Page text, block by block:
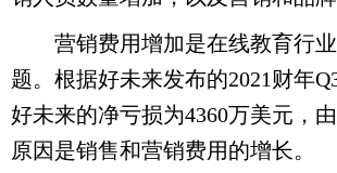
营销费用增加是在线教育行业
题。根据好未来发布的2021财年
好未来的净亏损为4360万美元，
原因是销售和营销费用的增长。